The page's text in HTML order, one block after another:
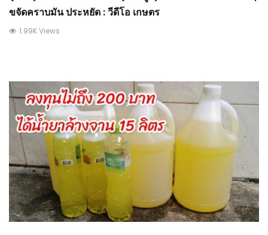
ขจัดคราบมัน ประหยัด : วีดีโอ เกษตร
1.99K Views